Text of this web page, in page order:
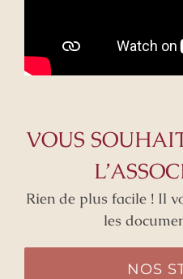
VOUS
Rien de plus facile ! Il
les
NOS